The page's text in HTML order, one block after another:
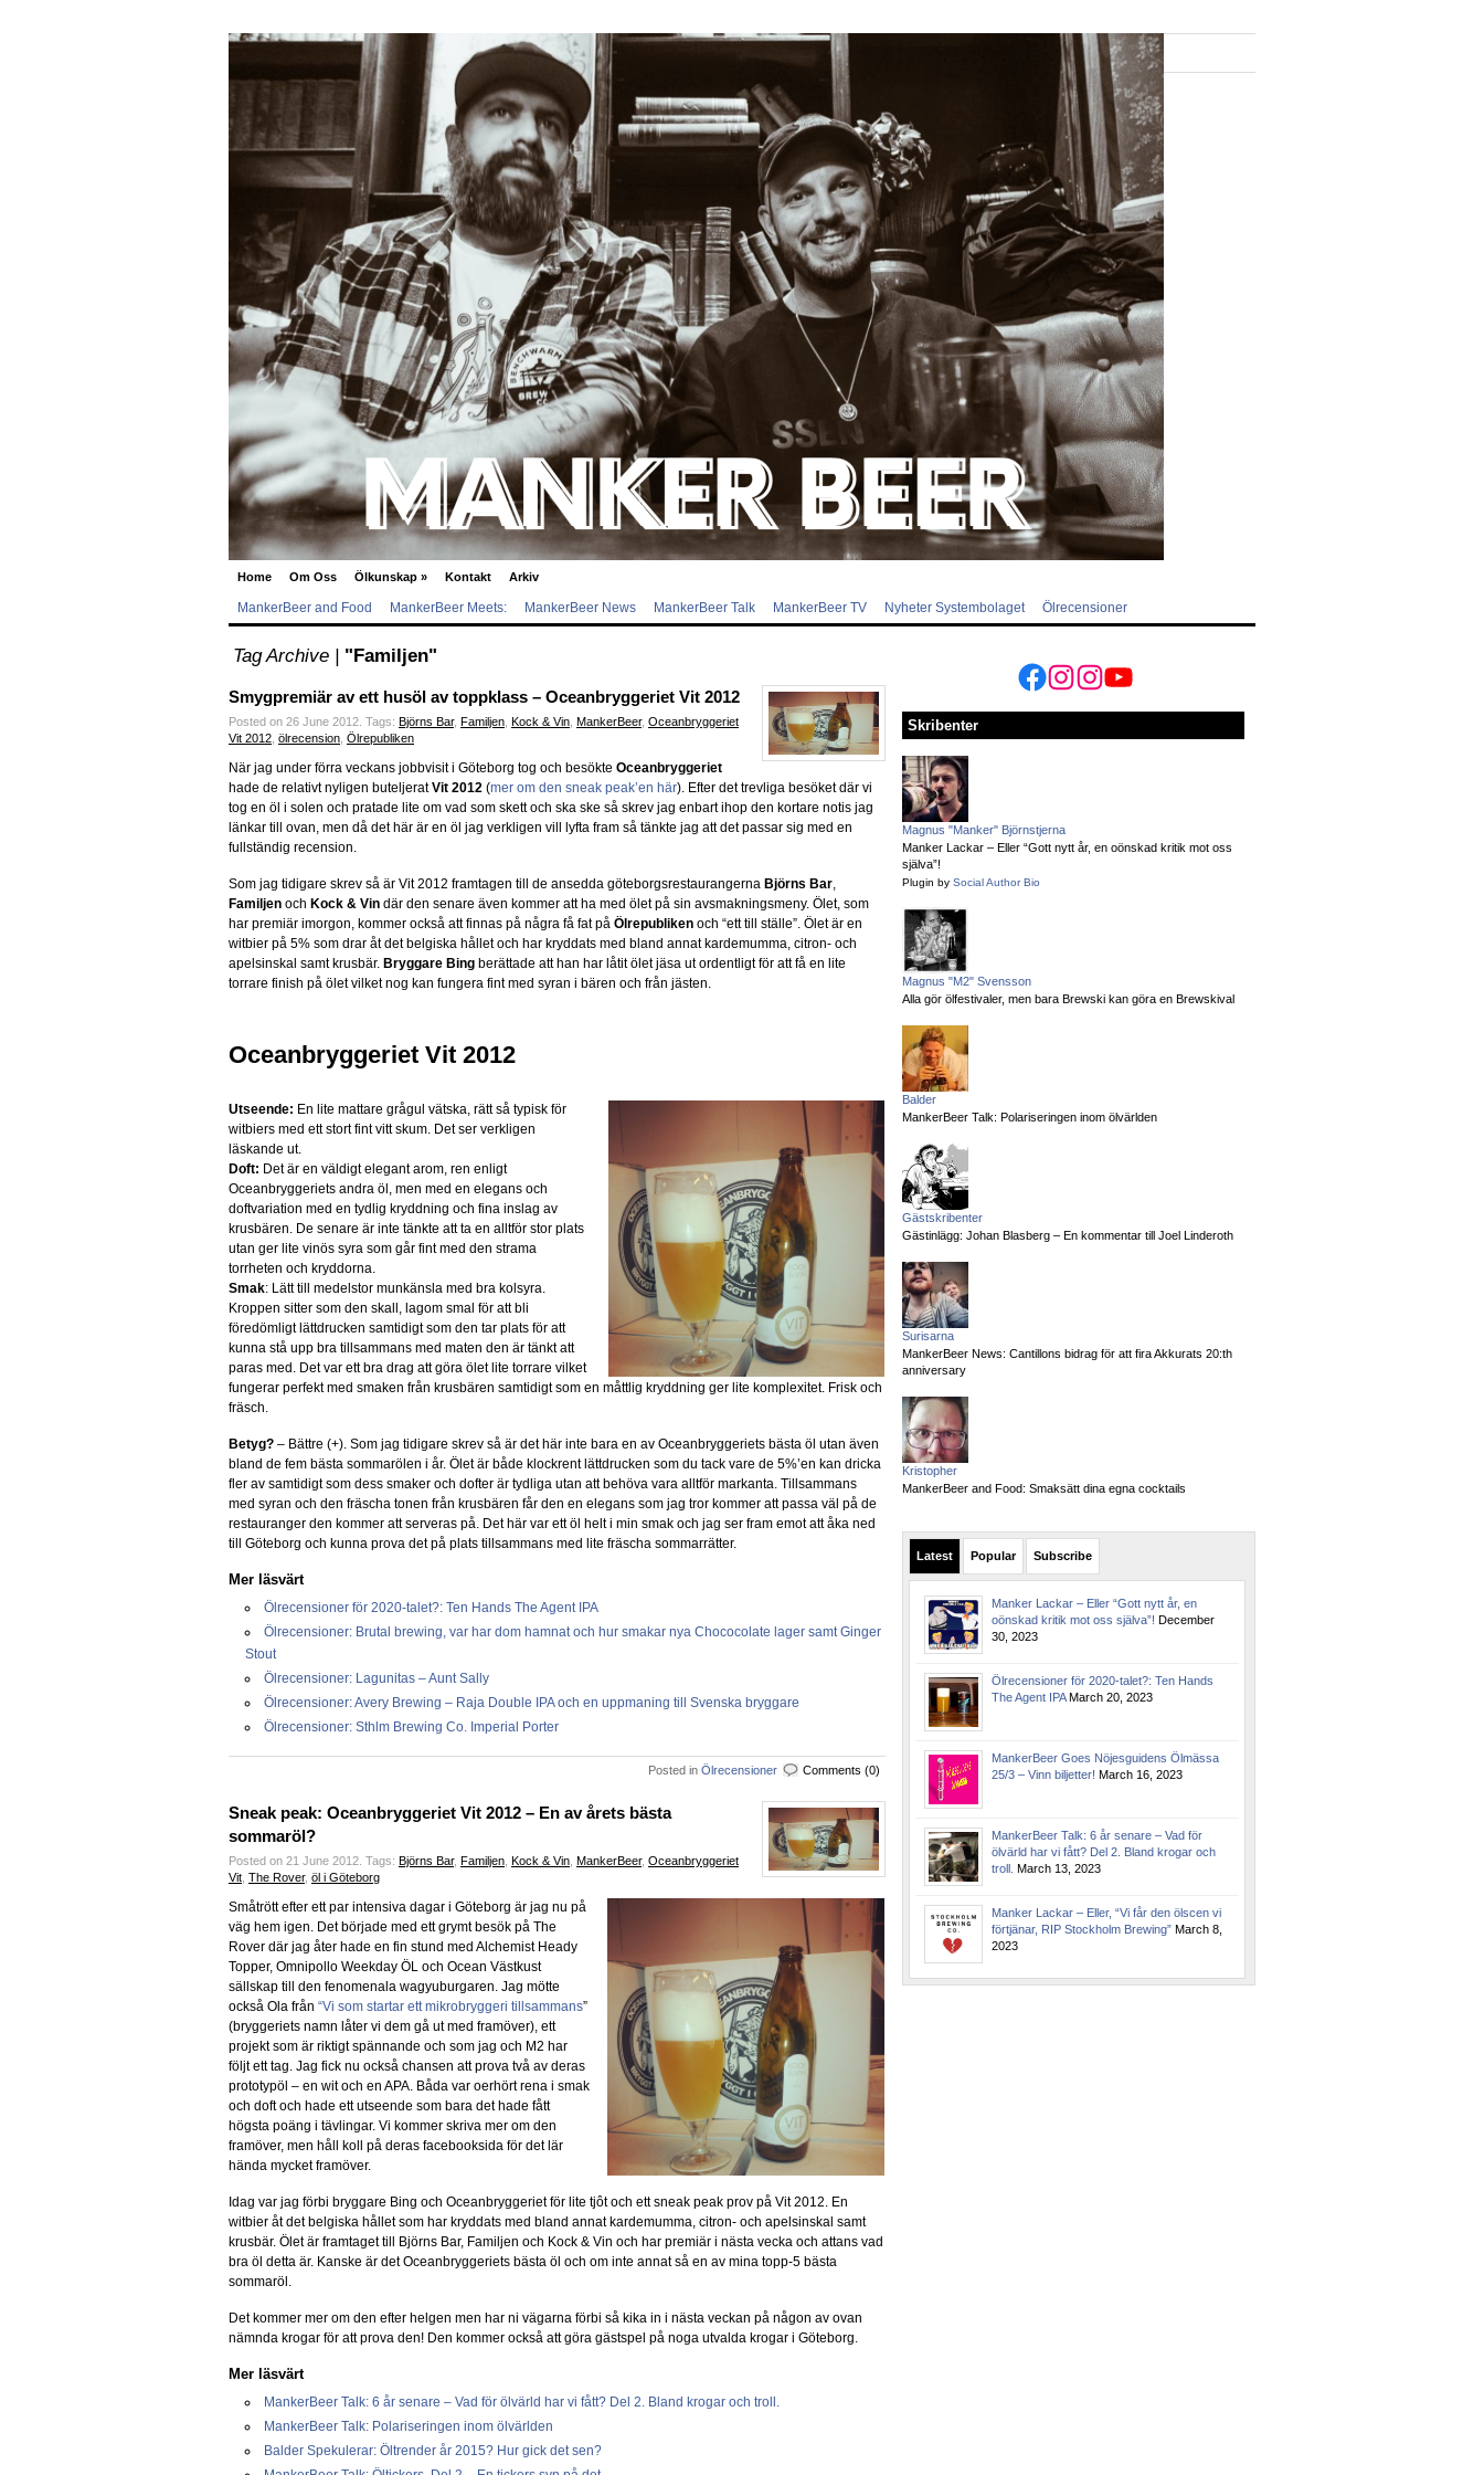
Home Om Oss Ölkunskap » Kontakt Arkiv
MankerBeer and Food MankerBeer Meets: MankerBeer News MankerBeer Talk MankerBeer TV Nyheter Systembolaget Ölrecensioner
Tag Archive | "Familjen"
Smygpremiär av ett husöl av toppklass – Oceanbryggeriet Vit 2012
Posted on 26 June 2012. Tags: Björns Bar, Familjen Kock & Vin MankerBeer, Oceanbryggeriet
Vit 2012 ölrecension Ölrepubliken
När jag under förra veckans jobbvisit i Göteborg tog och besökte Oceanbryggeriet
hade de relativt nyligen buteljeratVit 2012 (mer om den sneak peak’en här). Efter det trevliga besöket där vi
tog en öl i solen och pratade lite om vad som skett och ska ske så skrev jag enbart ihop den kortare notis jag
länkar till ovan, men då det här är en öl jag verkligen vill lyfta fram så tänkte jag att det passar sig med en
fullständig recension.
Som jag tidigare skrev så är Vit 2012 framtagen till de ansedda göteborgsrestaurangerna Björns Bar,
Familjen och Kock & Vin där den senare även kommer att ha med ölet på sin avsmakningsmeny. Ölet, som
har premiär imorgon, kommer också att finnas på några få fat på Ölrepubliken och “ett till ställe”. Ölet är en
witbier på 5% som drar åt det belgiska hållet och har kryddats med bland annat kardemumma, citron- och
apelsinskal samt krusbär. Bryggare Bing berättade att han har låtit ölet jäsa ut ordentligt för att få en lite
torrare finish på ölet vilket nog kan fungera fint med syran i bären och från jästen.
Oceanbryggeriet Vit 2012
Utseende: En lite mattare grågul vätska, rätt så typisk för
witbiers med ett stort fint vitt skum. Det ser verkligen
läskande ut.
Doft: Det är en väldigt elegant arom, ren enligt
Oceanbryggeriets andra öl, men med en elegans och
doftvariation med en tydlig kryddning och fina inslag av
krusbären. De senare är inte tänkte att ta en alltför stor plats
utan ger lite vinös syra som går fint med den strama
torrheten och kryddorna.
Smak: Lätt till medelstor munkänsla med bra kolsyra.
Kroppen sitter som den skall, lagom smal för att bli
föredömligt lättdrucken samtidigt som den tar plats för att
kunna stå upp bra tillsammans med maten den är tänkt att
paras med. Det var ett bra drag att göra ölet lite torrare vilket
fungerar perfekt med smaken från krusbären samtidigt som en måttlig kryddning ger lite komplexitet. Frisk och
fräsch.
Betyg? – Bättre (+). Som jag tidigare skrev så är det här inte bara en av Oceanbryggeriets bästa öl utan även
bland de fem bästa sommarölen i år. Ölet är både klockrent lättdrucken som du tack vare de 5%’en kan dricka
fler av samtidigt som dess smaker och dofter är tydliga utan att behöva vara alltför markanta. Tillsammans
med syran och den fräscha tonen från krusbären får den en elegans som jag tror kommer att passa väl på de
restauranger den kommer att serveras på. Det här var ett öl helt i min smak och jag ser fram emot att åka ned
till Göteborg och kunna prova det på plats tillsammans med lite fräscha sommarrätter.
Mer läsvärt
Ölrecensioner för 2020-talet?: Ten Hands The Agent IPA
Ölrecensioner: Brutal brewing, var har dom hamnat och hur smakar nya Chococolate lager samt Ginger
Stout
Ölrecensioner: Lagunitas – Aunt Sally
Ölrecensioner: Avery Brewing – Raja Double IPA och en uppmaning till Svenska bryggare
Ölrecensioner: Sthlm Brewing Co. Imperial Porter
Posted in Ölrecensioner Comments (0)
Sneak peak: Oceanbryggeriet Vit 2012 – En av årets bästa
sommaröl?
Posted on 21 June 2012. Tags: Björns Bar, Familjen Kock & Vin MankerBeer, Oceanbryggeriet
Vit The Rover, öl i Göteborg
Småtrött efter ett par intensiva dagar i Göteborg är jag nu på
väg hem igen. Det började med ett grymt besök på The
Rover där jag åter hade en fin stund med Alchemist Heady
Topper, Omnipollo Weekday ÖL och Ocean Västkust
sällskap till den fenomenala wagyuburgaren. Jag mötte
också Ola från “Vi som startar ett mikrobryggeri tillsammans”
(bryggeriets namn låter vi dem gå ut med framöver), ett
projekt som är riktigt spännande och som jag och M2 har
följt ett tag. Jag fick nu också chansen att prova två av deras
prototypöl – en wit och en APA. Båda var oerhört rena i smak
och doft och hade ett utseende som bara det hade fått
högsta poäng i tävlingar. Vi kommer skriva mer om den
framöver, men håll koll på deras facebooksida för det lär
hända mycket framöver.
Idag var jag förbi bryggare Bing och Oceanbryggeriet för lite tjôt och ett sneak peak prov på Vit 2012. En
witbier åt det belgiska hållet som har kryddats med bland annat kardemumma, citron- och apelsinskal samt
krusbär. Ölet är framtaget till Björns Bar, Familjen och Kock & Vin och har premiär i nästa vecka och attans vad
bra öl detta är. Kanske är det Oceanbryggeriets bästa öl och om inte annat så en av mina topp-5 bästa
sommaröl.
Det kommer mer om den efter helgen men har ni vägarna förbi så kika in i nästa veckan på någon av ovan
nämnda krogar för att prova den! Den kommer också att göra gästspel på noga utvalda krogar i Göteborg.
Mer läsvärt
MankerBeer Talk: 6 år senare – Vad för ölvärld har vi fått? Del 2. Bland krogar och troll.
MankerBeer Talk: Polariseringen inom ölvärlden
Balder Spekulerar: Öltrender år 2015? Hur gick det sen?
Facebook
Instagram
Instagram
YouTube
Skribenter
Magnus "Manker" Björnstjerna
Manker Lackar – Eller “Gott nytt år, en oönskad kritik mot oss
själva”!
Plugin by Social Author Bio
Magnus "M2" Svensson
Alla gör ölfestivaler, men bara Brewski kan göra en Brewskival
Balder
MankerBeer Talk: Polariseringen inom ölvärlden
Gästskribenter
Gästinlägg: Johan Blasberg – En kommentar till Joel Linderoth
Surisarna
MankerBeer News: Cantillons bidrag för att fira Akkurats 20:th
anniversary
Kristopher
MankerBeer and Food: Smaksätt dina egna cocktails
Latest Popular Subscribe
Manker Lackar – Eller “Gott nytt år, en
oönskad kritik mot oss själva”! December
30, 2023
Ölrecensioner för 2020-talet?: Ten Hands
The Agent IPA March 20, 2023
MankerBeer Goes Nöjesguidens Ölmässa
25/3 – Vinn biljetter! March 16, 2023
MankerBeer Talk: 6 år senare – Vad för
ölvärld har vi fått? Del 2. Bland krogar och
troll. March 13, 2023
Manker Lackar – Eller, “Vi får den ölscen vi
förtjänar, RIP Stockholm Brewing” March 8,
2023